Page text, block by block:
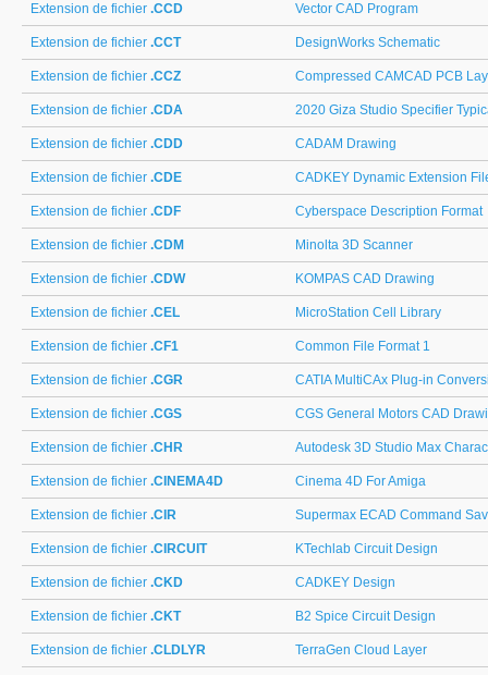
Extension de fichier .CCD Vector CAD Program
Extension de fichier .CCT DesignWorks Schematic
Extension de fichier .CCZ Compressed CAMCAD PCB
Extension de fichier .CDA 2020 Giza Studio Specifier
Extension de fichier .CDD CADAM Drawing
Extension de fichier .CDE CADKEY Dynamic Extension
Extension de fichier .CDF Cyberspace Description Format
Extension de fichier .CDM Minolta 3D Scanner
Extension de fichier .CDW KOMPAS CAD Drawing
Extension de fichier .CEL MicroStation Cell Library
Extension de fichier .CF1 Common File Format 1
Extension de fichier .CGR CATIA MultiCAx Plug-in
Extension de fichier .CGS CGS General Motors CAD
Extension de fichier .CHR Autodesk 3D Studio Max
Extension de fichier .CINEMA4D Cinema 4D For Amiga
Extension de fichier .CIR Supermax ECAD Command
Extension de fichier .CIRCUIT KTechlab Circuit Design
Extension de fichier .CKD CADKEY Design
Extension de fichier .CKT B2 Spice Circuit Design
Extension de fichier .CLDLYR TerraGen Cloud Layer